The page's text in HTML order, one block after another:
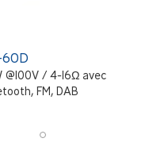
60D
/ 4-16Ω avec
FM, DAB